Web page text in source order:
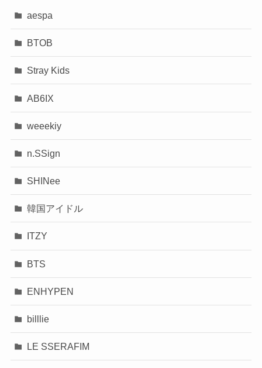
aespa
BTOB
Stray Kids
AB6IX
weeekiy
n.SSign
SHINee
韓国アイドル
ITZY
BTS
ENHYPEN
billlie
LE SSERAFIM